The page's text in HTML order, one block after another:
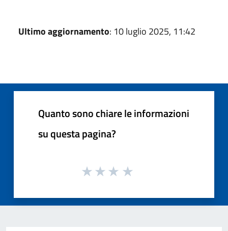
Ultimo aggiornamento: 10 luglio 2025, 11:42
Quanto sono chiare le informazioni
su questa pagina?